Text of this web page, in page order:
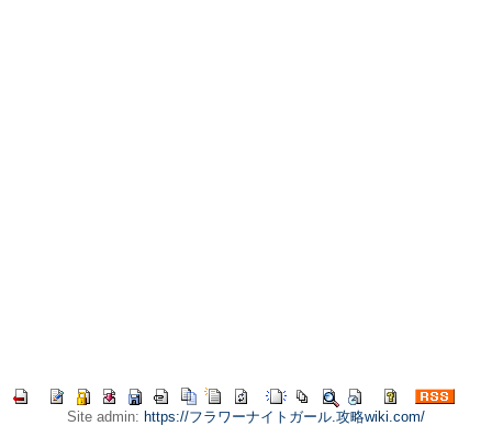
Site admin: https://フラワーナイトガール.攻略wiki.com/